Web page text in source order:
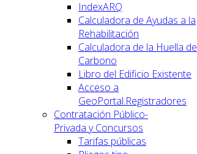
IndexARQ
Calculadora de Ayudas a la
Rehabilitación
Calculadora de la Huella de
Carbono
Libro del Edificio Existente
Acceso a
GeoPortal.Registradores
Contratación Público-
Privada y Concursos
Tarifas públicas